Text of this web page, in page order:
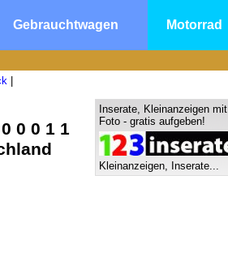
Gebrauchtwagen Motorrad
0 0 1 1
Inserate, Kleinanzeigen mit
Foto - gratis aufgeben!
Kleinanzeigen, Inserate...